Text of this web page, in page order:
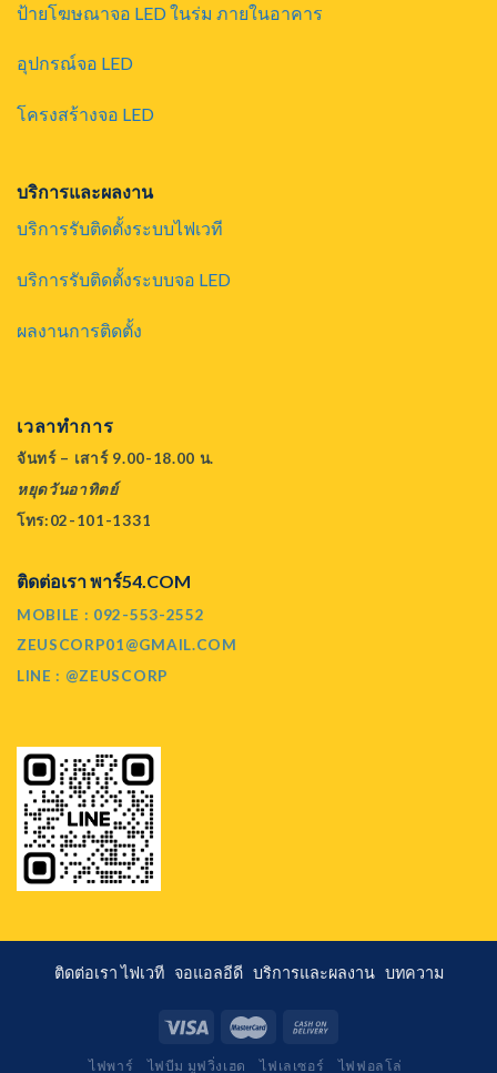
ป้ายโฆษณาจอ LED ในร่ม ภายในอาคาร
อุปกรณ์จอ LED
โครงสร้างจอ LED
บริการและผลงาน
บริการรับติดตั้งระบบไฟเวที
บริการรับติดตั้งระบบจอ LED
ผลงานการติดตั้ง
เวลาทำการ
จันทร์ – เสาร์ 9.00-18.00 น.
หยุดวันอาทิตย์
โทร:02-101-1331
ติดต่อเรา พาร์54.COM
MOBILE : 092-553-2552
ZEUSCORP01@GMAIL.COM
LINE : @ZEUSCORP
ติดต่อเราไฟเวที จอแอลอีดี บริการและผลงาน บทความ
ไฟพาร์ ไฟบีม มูฟวิ่งเฮด ไฟเลเซอร์
ไฟฟอลโล่